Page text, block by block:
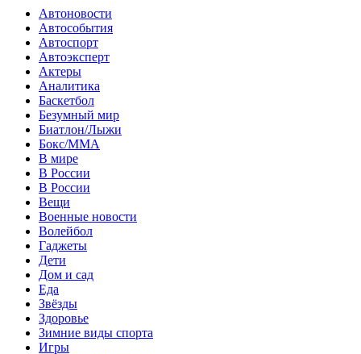
Автоновости
Автособытия
Автоспорт
Автоэксперт
Актеры
Аналитика
Баскетбол
Безумный мир
Биатлон/Лыжи
Бокс/MMA
В мире
В России
В России
Вещи
Военные новости
Волейбол
Гаджеты
Дети
Дом и сад
Еда
Звёзды
Здоровье
Зимние виды спорта
Игры